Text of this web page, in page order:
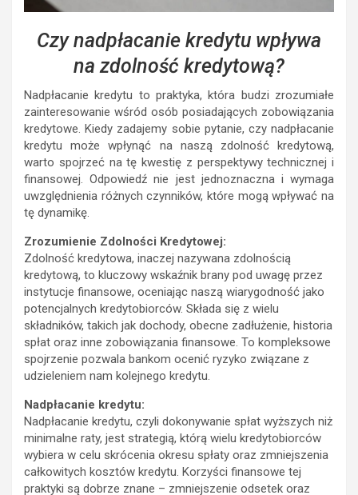
Czy nadpłacanie kredytu wpływa
na zdolność kredytową?
Nadpłacanie kredytu to praktyka, która budzi zrozumiałe
zainteresowanie wśród osób posiadających zobowiązania
kredytowe. Kiedy zadajemy sobie pytanie, czy nadpłacanie
kredytu może wpłynąć na naszą zdolność kredytową,
warto spojrzeć na tę kwestię z perspektywy technicznej i
finansowej. Odpowiedź nie jest jednoznaczna i wymaga
uwzględnienia różnych czynników, które mogą wpływać na
tę dynamikę.
Zrozumienie Zdolności Kredytowej:
Zdolność kredytowa, inaczej nazywana zdolnością
kredytową, to kluczowy wskaźnik brany pod uwagę przez
instytucje finansowe, oceniając naszą wiarygodność jako
potencjalnych kredytobiorców. Składa się z wielu
składników, takich jak dochody, obecne zadłużenie, historia
spłat oraz inne zobowiązania finansowe. To kompleksowe
spojrzenie pozwala bankom ocenić ryzyko związane z
udzieleniem nam kolejnego kredytu.
Nadpłacanie kredytu:
Nadpłacanie kredytu, czyli dokonywanie spłat wyższych niż
minimalne raty, jest strategią, którą wielu kredytobiorców
wybiera w celu skrócenia okresu spłaty oraz zmniejszenia
całkowitych kosztów kredytu. Korzyści finansowe tej
praktyki są dobrze znane – zmniejszenie odsetek oraz